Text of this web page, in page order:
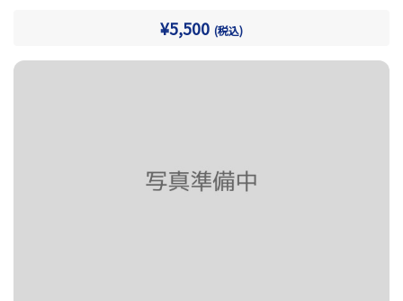
症状が出ます。
¥5,500 (税込)